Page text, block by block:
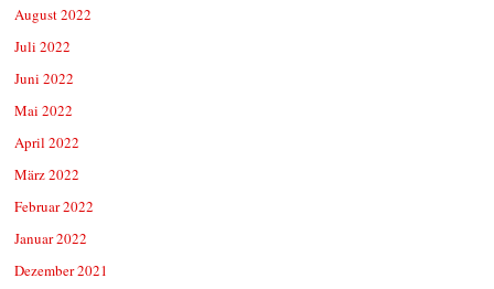
August 2022
Juli 2022
Juni 2022
Mai 2022
April 2022
März 2022
Februar 2022
Januar 2022
Dezember 2021